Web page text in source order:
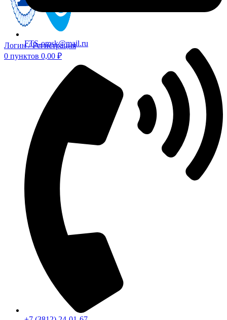
Логин / Регистрация
0 пунктов 0,00 ₽
FTS-omsk@mail.ru